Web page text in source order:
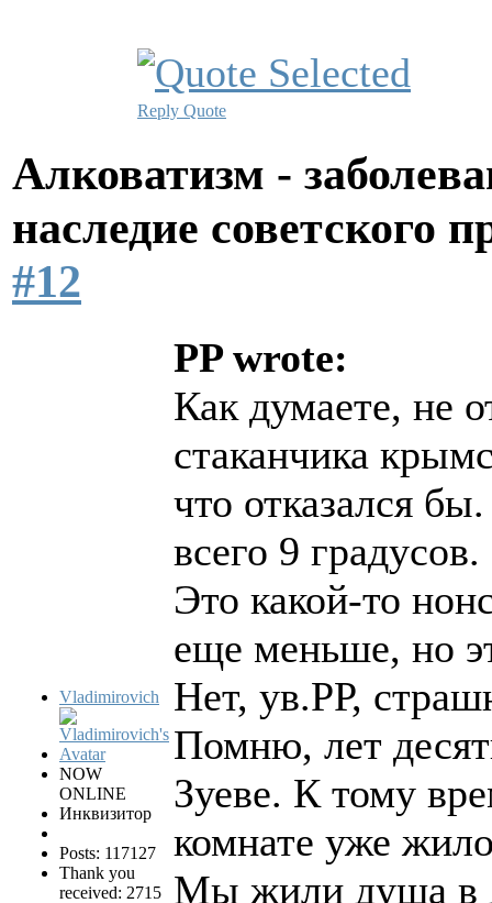
Reply Quote
Алковатизм -
наследие советского
#12
Vladimirovich
NOW
ONLINE
Инквизитор
Posts: 117127
Thank you
received: 2715
PP wrote:
Как думаете, не
стаканчика
что отказался
всего 9 градусов.
Это какой-то
еще меньше, но
Нет, ув.РР,
Помню, лет
Зуеве. К тому
комнате уже
Мы жили душа в